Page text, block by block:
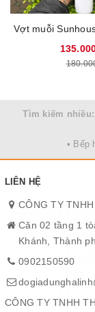
Tìm kiếm nhiều:
• Bếp
LIÊN HỆ
CÔNG TY
Căn 02 tầng 1
Khánh, Thành
0902150590
CÔNG TY TNHH